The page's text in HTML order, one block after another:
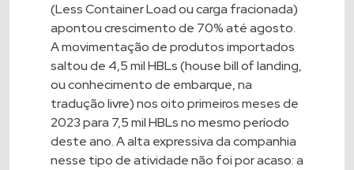
(Less Container Load ou carga fracionada)
apontou crescimento de 70% até agosto.
A movimentação de produtos importados
saltou de 4,5 mil HBLs (house bill of landing,
ou conhecimento de embarque, na
tradução livre) nos oito primeiros meses de
2023 para 7,5 mil HBLs no mesmo período
deste ano. A alta expressiva da companhia
nesse tipo de atividade não foi por acaso: a